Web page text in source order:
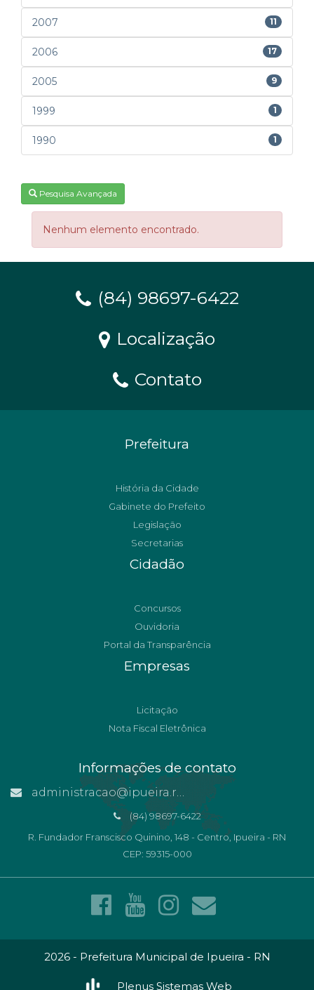
2007 11
2006 17
2005 9
1999 1
1990 1
Pesquisa Avançada
Nenhum elemento encontrado.
(84) 98697-6422
Localização
Contato
Prefeitura
História da Cidade
Gabinete do Prefeito
Legislação
Secretarias
Cidadão
Concursos
Ouvidoria
Portal da Transparência
Empresas
Licitação
Nota Fiscal Eletrônica
Informações de contato
administracao@ipueira.rn.gov.br
(84) 98697-6422
R. Fundador Franscisco Quinino, 148 - Centro, Ipueira - RN
CEP: 59315-000
2026 - Prefeitura Municipal de Ipueira - RN
Plenus Sistemas Web